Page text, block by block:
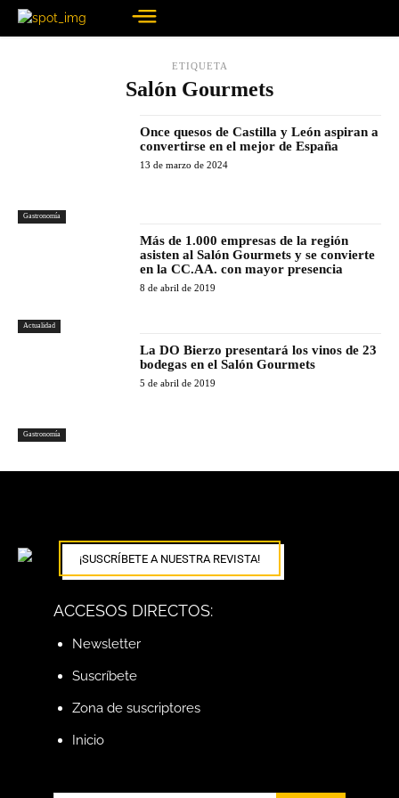
ETIQUETA
Salón Gourmets
Gastronomía
Once quesos de Castilla y León aspiran a
convertirse en el mejor de España
13 de marzo de 2024
Actualidad
Más de 1.000 empresas de la región
asisten al Salón Gourmets y se convierte
en la CC.AA. con mayor presencia
8 de abril de 2019
Gastronomía
La DO Bierzo presentará los vinos de 23
bodegas en el Salón Gourmets
5 de abril de 2019
¡SUSCRÍBETE A NUESTRA REVISTA!
ACCESOS DIRECTOS:
Newsletter
Suscríbete
Zona de suscriptores
Inicio